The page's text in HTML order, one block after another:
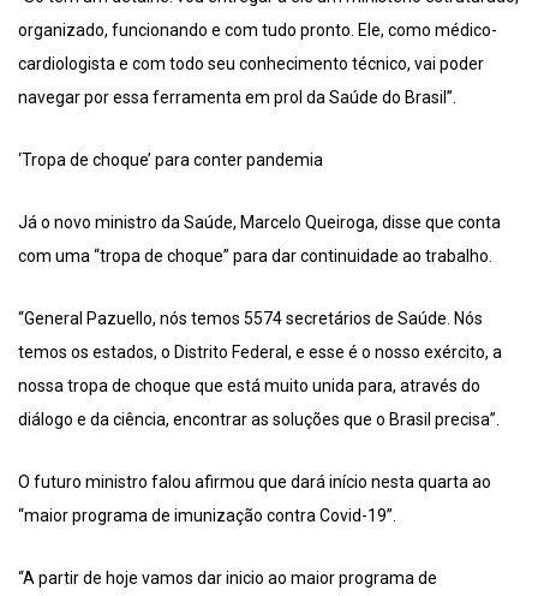
organizado, funcionando e com tudo pronto. Ele, como médico-
cardiologista e com todo seu conhecimento técnico, vai poder
navegar por essa ferramenta em prol da Saúde do Brasil”.
‘Tropa de choque’ para conter pandemia
Já o novo ministro da Saúde, Marcelo Queiroga, disse que conta
com uma “tropa de choque” para dar continuidade ao trabalho.
“General Pazuello, nós temos 5574 secretários de Saúde. Nós
temos os estados, o Distrito Federal, e esse é o nosso exército, a
nossa tropa de choque que está muito unida para, através do
diálogo e da ciência, encontrar as soluções que o Brasil precisa”.
O futuro ministro falou afirmou que dará início nesta quarta ao
“maior programa de imunização contra Covid-19”.
“A partir de hoje vamos dar inicio ao maior programa de